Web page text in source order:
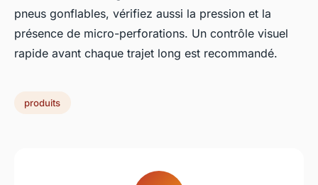
pneus gonflables, vérifiez aussi la pression et la
présence de micro-perforations. Un contrôle visuel
rapide avant chaque trajet long est recommandé.
produits